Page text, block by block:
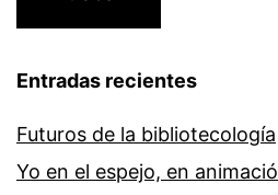
Entradas recientes
Futuros de la bibliotecología
Yo en el espejo, en